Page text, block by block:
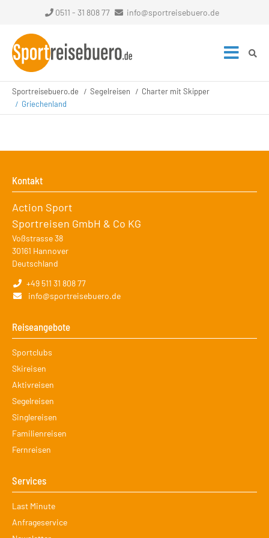
0511 - 31 808 77 info@sportreisebuero.de
Sportreisebuero.de Segelreisen
Charter mit Skipper
Griechenland
Kontakt
Action Sport
Sportreisen GmbH & Co KG
Voßstrasse 38
30161 Hannover
Deutschland
+49 511 31 808 77
info@sportreisebuero.de
Reiseangebote
Navigation
überspringen
Sportclubs
Skireisen
Aktivreisen
Segelreisen
Singlereisen
Familienreisen
Fernreisen
Services
Navigation
überspringen
Last Minute
Anfrageservice